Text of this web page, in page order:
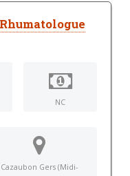
NC
Cazaubon Gers (Midi-